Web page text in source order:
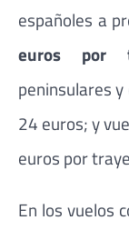
españoles a
euros por
peninsulares
24 euros; y
euros por
En los vuelos